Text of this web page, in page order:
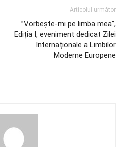
Articolul următor
”Vorbește-mi pe limba mea”,
Ediția I, eveniment dedicat Zilei
Internaționale a Limbilor
Moderne Europene